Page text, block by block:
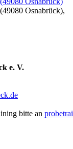
Osnabrück),
e. V.
bitte an